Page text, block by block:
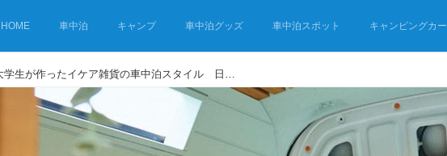
HOME 車中泊 キャンプ 車中泊グッズ 車中泊スポット キャンピングカー
バンライフ大学生が作ったイケア雑貨の車中泊スタイル 日本と北欧の融合の「ジャパンディ」インテリア